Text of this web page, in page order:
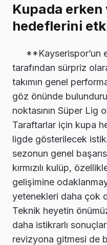
Kupada erken
hedeflerini
**Kayserispor’un
tarafından sürpriz
takımın genel
göz önünde
noktasının Süper Lig
Taraftarlar için kupa
ligde gösterilecek
sezonun genel
kırmızılı kulüp,
gelişimine
yetenekleri daha çok
Teknik heyetin
daha istikrarlı
revizyona gitmesi de